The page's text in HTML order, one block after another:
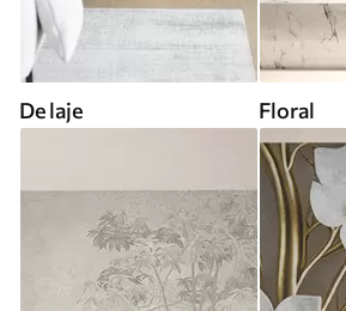
De laje Floral